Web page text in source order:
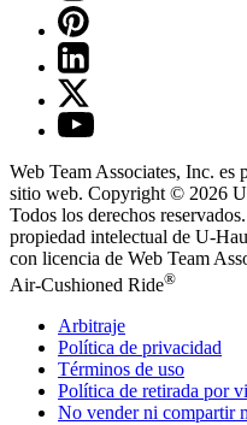
Web Team Associates, Inc. es
sitio web. Copyright © 2026
Todos los derechos reservados.
propiedad intelectual de U-
con licencia de Web Team
Air-Cushioned Ride®
Arbitraje
Política de privacidad
Términos de uso
Política de retirada por
No vender ni compartir